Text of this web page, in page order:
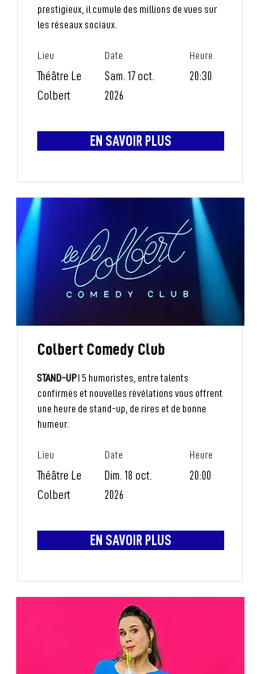
prestigieux, il cumule des millions de vues sur
les réseaux sociaux.
Lieu Date
Théâtre Le
Colbert
Sam. 17 oct.
2026
Heure
20:30
EN SAVOIR PLUS
Colbert Comedy Club
STAND-UPI 5 humoristes, entre talents
confirmés et nouvelles révélations vous offrent
une heure de stand-up, de rires et de bonne
humeur.
Lieu Date
Théâtre Le
Colbert
Dim. 18 oct.
2026
Heure
20:00
EN SAVOIR PLUS